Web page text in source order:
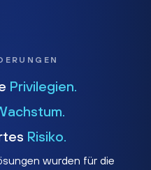
Privilegien.
Risiko.
wurden für die